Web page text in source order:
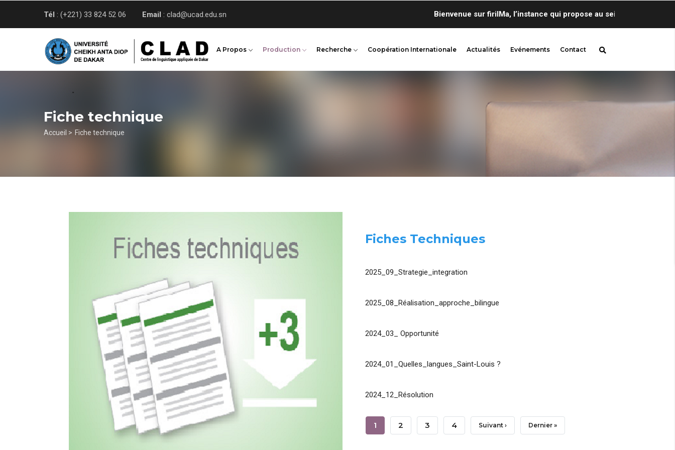
Tél : (+221) 33 824 52 06 Email : clad@ucad.edu.sn Bienvenue sur firilMa, l’instance qui propose au sein de Centre de
A Propos Production Recherche Coopération Internationale Actualités Evénements Contact
Fiche technique
Fil
Accueil > Fiche technique
Fiches Techniques
2025_09_Strategie_integration
2025_08_Réalisation_approche_bilingue
2024_03_ Opportunité
2024_01_Quelles_langues_Saint-Louis ?
2024_12_Résolution
Pagination
Page
1 Page
2 Page
3 Page
4 Page
Suivant › Dernière
Dernier »